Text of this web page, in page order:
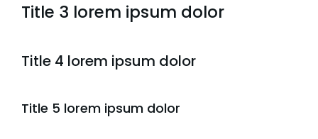
Title 3 lorem ipsum dolor
Title 4 lorem ipsum dolor
Title 5 lorem ipsum dolor